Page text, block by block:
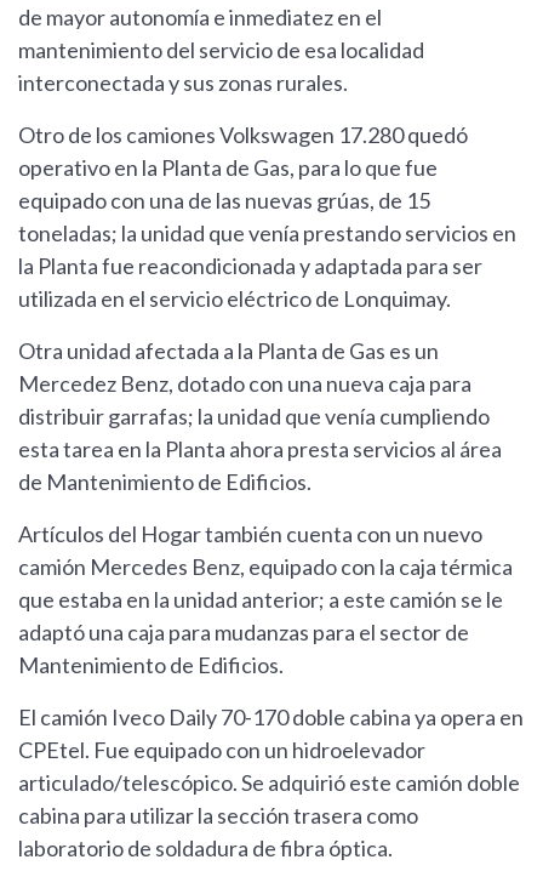
de mayor autonomía e inmediatez en el
mantenimiento del servicio de esa localidad
interconectada y sus zonas rurales.
Otro de los camiones Volkswagen 17.280 quedó
operativo en la Planta de Gas, para lo que fue
equipado con una de las nuevas grúas, de 15
toneladas; la unidad que venía prestando servicios en
la Planta fue reacondicionada y adaptada para ser
utilizada en el servicio eléctrico de Lonquimay.
Otra unidad afectada a la Planta de Gas es un
Mercedez Benz, dotado con una nueva caja para
distribuir garrafas; la unidad que venía cumpliendo
esta tarea en la Planta ahora presta servicios al área
de Mantenimiento de Edificios.
Artículos del Hogar también cuenta con un nuevo
camión Mercedes Benz, equipado con la caja térmica
que estaba en la unidad anterior; a este camión se le
adaptó una caja para mudanzas para el sector de
Mantenimiento de Edificios.
El camión Iveco Daily 70-170 doble cabina ya opera en
CPEtel. Fue equipado con un hidroelevador
articulado/telescópico. Se adquirió este camión doble
cabina para utilizar la sección trasera como
laboratorio de soldadura de fibra óptica.